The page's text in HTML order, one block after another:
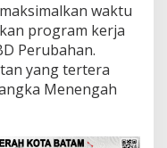
waktu
program kerja
Perubahan.
yang tertera
Menengah